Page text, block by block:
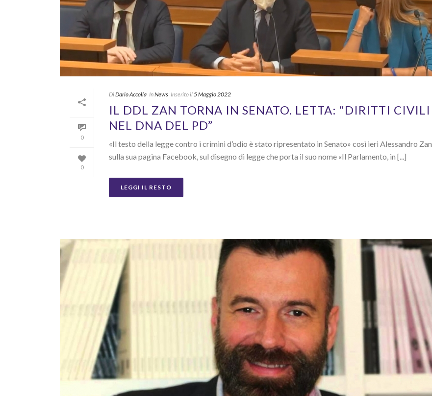
0
0
DiDario Accolla InNews Inserito il5 Maggio 2022
IL DDL ZAN TORNA IN SENATO. LETTA: “DIRITTI CIVILI
NEL DNA DEL PD”
«Il testo della legge contro i crimini d’odio è stato ripresentato in Senato» così ieri Alessandro Zan
sulla sua pagina Facebook, sul disegno di legge che porta il suo nome «Il Parlamento, in [...]
LEGGI IL RESTO